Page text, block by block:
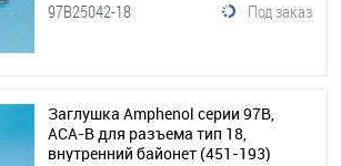
Под заказ
97B25042-18
Заглушка Amphenol серии 97B,
АСА-B для разъема тип 18,
внутренний байонет (451-193)